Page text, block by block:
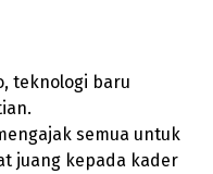
teknologi baru
semua untuk
juang kepada kader